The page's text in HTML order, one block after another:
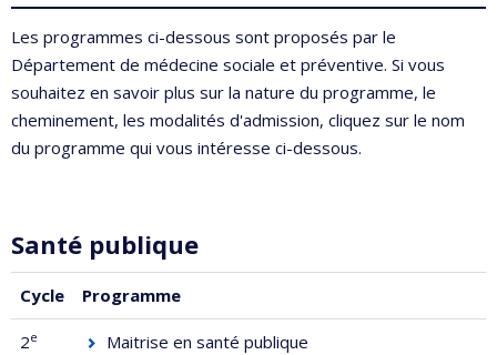
Les programmes ci-dessous sont proposés par le
Département de médecine sociale et préventive. Si vous
souhaitez en savoir plus sur la nature du programme, le
cheminement, les modalités d'admission, cliquez sur le nom
du programme qui vous intéresse ci-dessous.
Santé publique
Cycle Programme
2e Maitrise en santé publique